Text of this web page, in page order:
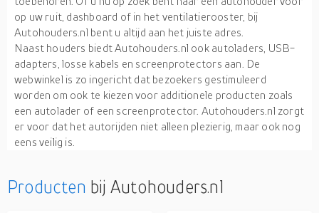
op uw ruit, dashboard of in het ventilatierooster, bij
Autohouders.nl bent u altijd aan het juiste adres.
Naast houders biedt Autohouders.nl ook autoladers, USB-
adapters, losse kabels en screenprotectors aan. De
webwinkel is zo ingericht dat bezoekers gestimuleerd
worden om ook te kiezen voor additionele producten zoals
een autolader of een screenprotector. Autohouders.nl zorgt
er voor dat het autorijden niet alleen plezierig, maar ook nog
eens veilig is.
Producten bij Autohouders.nl